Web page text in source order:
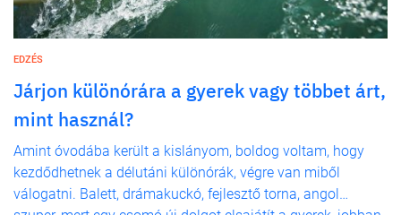
EDZÉS
Járjon különórára a gyerek vagy többet árt,
mint használ?
Amint óvodába került a kislányom, boldog voltam, hogy
kezdődhetnek a délutáni különórák, végre van miből
válogatni. Balett, drámakuckó, fejlesztő torna, angol…